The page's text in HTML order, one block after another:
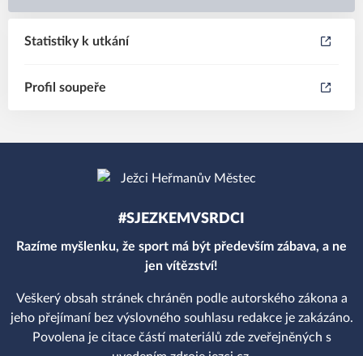
Statistiky k utkání
Profil soupeře
#SJEZKEMVSRDCI
Razíme myšlenku, že sport má být především zábava, a ne
jen vítězství!
Veškerý obsah stránek chráněn podle autorského zákona a
jeho přejímaní bez výslovného souhlasu redakce je zakázáno.
Povolena je citace částí materiálů zde zveřejněných s